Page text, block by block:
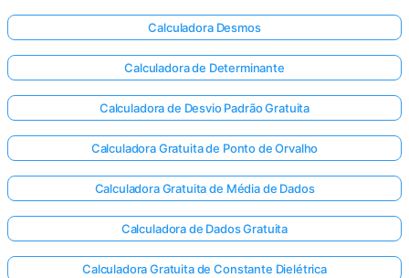
Calculadora Desmos
Calculadora de Determinante
Calculadora de Desvio Padrão Gratuita
Calculadora Gratuita de Ponto de Orvalho
Calculadora Gratuita de Média de Dados
Calculadora de Dados Gratuita
Calculadora Gratuita de Constante Dielétrica